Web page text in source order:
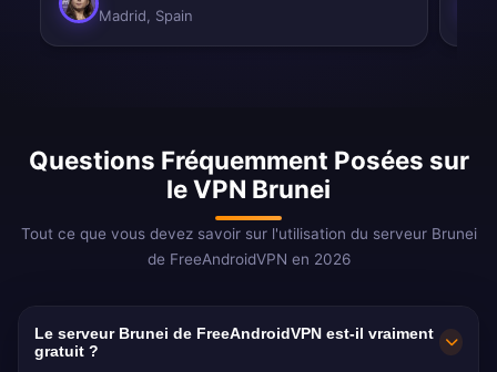
Madrid, Spain
Questions Fréquemment Posées sur
le VPN Brunei
Tout ce que vous devez savoir sur l'utilisation du serveur Brunei
de FreeAndroidVPN en 2026
Le serveur Brunei de FreeAndroidVPN est-il vraiment
gratuit ?